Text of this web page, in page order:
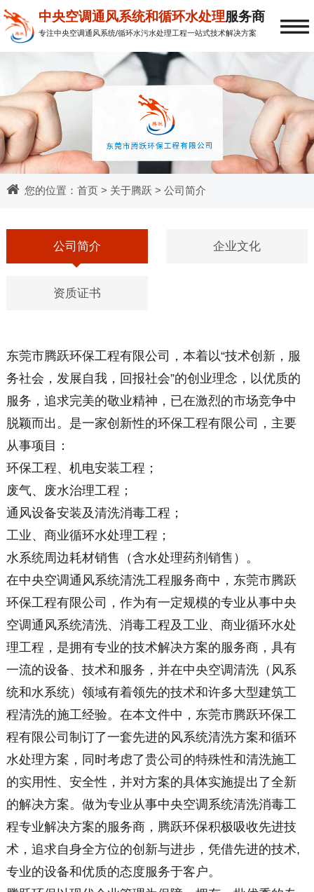
中央空调通风系统和循环水处理服务商
专注中央空调通风系统/循环水污水处理工程一站式技术解决方案 ≡
您的位置： 首页> 关于腾跃 > 公司简介
公司简介 企业文化
资质证书
东莞市腾跃环保工程有限公司，本着以“技术创新，服
务社会，发展自我，回报社会”的创业理念，以优质的
服务，追求完美的敬业精神，已在激烈的市场竞争中
脱颖而出。是一家创新性的环保工程有限公司，主要
从事项目：
环保工程、机电安装工程；
废气、废水治理工程；
通风设备安装及清洗消毒工程；
工业、商业循环水处理工程；
水系统周边耗材销售（含水处理药剂销售）。
在中央空调通风系统清洗工程服务商中，东莞市腾跃
环保工程有限公司，作为有一定规模的专业从事中央
空调通风系统清洗、消毒工程及工业、商业循环水处
理工程，是拥有专业的技术解决方案的服务商，具有
一流的设备、技术和服务，并在中央空调清洗（风系
统和水系统）领域有着领先的技术和许多大型建筑工
程清洗的施工经验。在本文件中，东莞市腾跃环保工
程有限公司制订了一套先进的风系统清洗方案和循环
水处理方案，同时考虑了贵公司的特殊性和清洗施工
的实用性、安全性，并对方案的具体实施提出了全新
的解决方案。做为专业从事中央空调系统清洗消毒工
程专业解决方案的服务商，腾跃环保积极吸收先进技
术，追求自身全方位的创新与进步，凭借先进的技术,
专业的设备和优质的态度服务于客户。